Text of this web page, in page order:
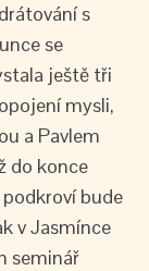
s
se
ještě tři
mysli,
a Pavlem
do konce
bude
v Jasmínce
seminář